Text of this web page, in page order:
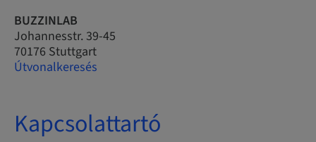
BUZZINLAB
Johannesstr. 39-45
70176 Stuttgart
Útvonalkeresés
Kapcsolattartó